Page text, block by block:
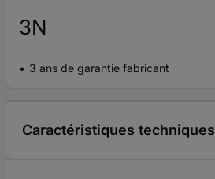
3N
3 ans de garantie fabricant
Caractéristiques techniques